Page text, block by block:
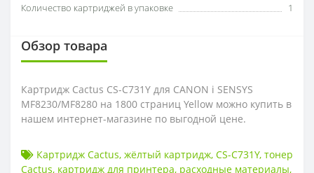
Количество картриджей в упаковке
1
Обзор товара
Картридж Cactus CS-C731Y для CANON i SENSYS
MF8230/MF8280 на 1800 страниц Yellow можно купить в
нашем интернет-магазине по выгодной цене.
Картридж Cactus, жёлтый картридж, CS-C731Y, тонер
Cactus, картридж для принтера, расходные материалы,